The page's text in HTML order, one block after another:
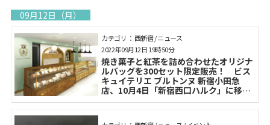
09月12日（月）
カテゴリ： 西新宿 / ニュース
焼き菓子と紅茶を詰め合わせたオリジナ
ルバッグを300セット限定販売！ ビス
キュイテリエ ブルトンヌ 新宿小田急
店、10月4日「新宿西口ハルク」に移設
オープン
2022年09月12日 19時50分